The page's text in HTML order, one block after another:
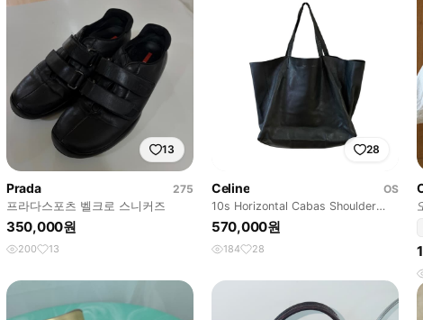
13
Prada
275
프라다스포츠 벨크로 스니커즈
350,000원
200 13
28
Celine
OS
10s Horizontal Cabas Shoulder
Bag
570,000원
184 28